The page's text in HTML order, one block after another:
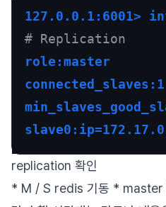
127.0.0.1:6001>
# Replication
role:master
connected_slaves:1
replication 확인
* M / S redis 기동 * master